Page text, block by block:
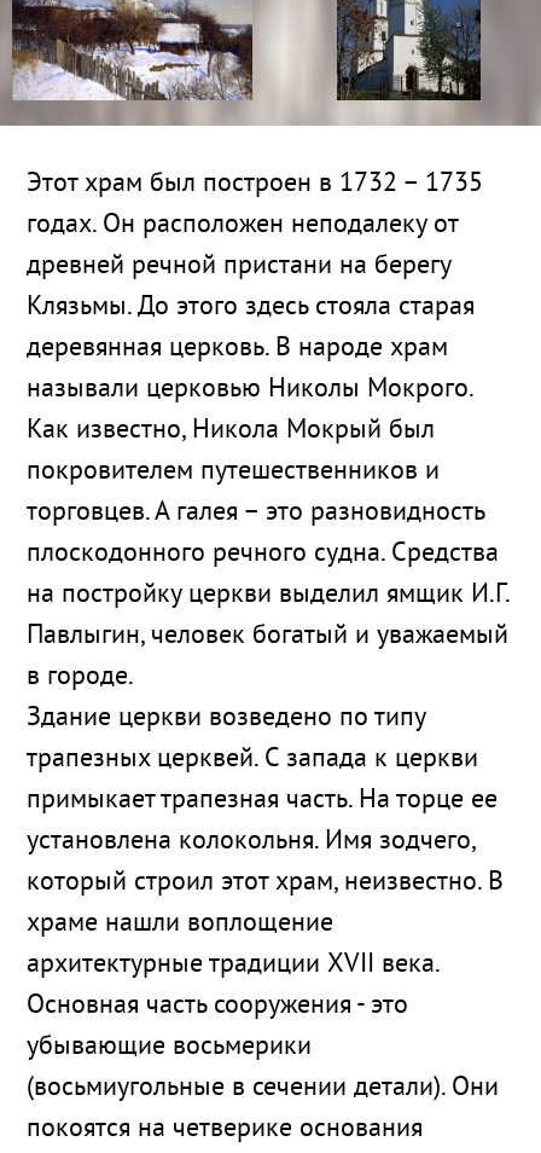
Этот храм был построен в 1732 – 1735
годах. Он расположен неподалеку от
древней речной пристани на берегу
Клязьмы. До этого здесь стояла старая
деревянная церковь. В народе храм
называли церковью Николы Мокрого.
Как известно, Никола Мокрый был
покровителем путешественников и
торговцев. А галея – это разновидность
плоскодонного речного судна. Средства
на постройку церкви выделил ямщик И.Г.
Павлыгин, человек богатый и уважаемый
в городе.
Здание церкви возведено по типу
трапезных церквей. С запада к церкви
примыкает трапезная часть. На торце ее
установлена колокольня. Имя зодчего,
который строил этот храм, неизвестно. В
храме нашли воплощение
архитектурные традиции XVII века.
Основная часть сооружения - это
убывающие восьмерики
(восьмиугольные в сечении детали). Они
покоятся на четверике основания